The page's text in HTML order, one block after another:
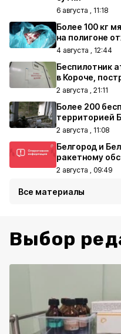
6 августа , 11:18
Более 100 кг
на полигоне
4 августа , 12:44
Беспилотник
в Короче,
2 августа , 21:11
Более 200
территорией
2 августа , 11:08
Белгород и
ракетному
2 августа , 09:49
Все материалы
Выбор